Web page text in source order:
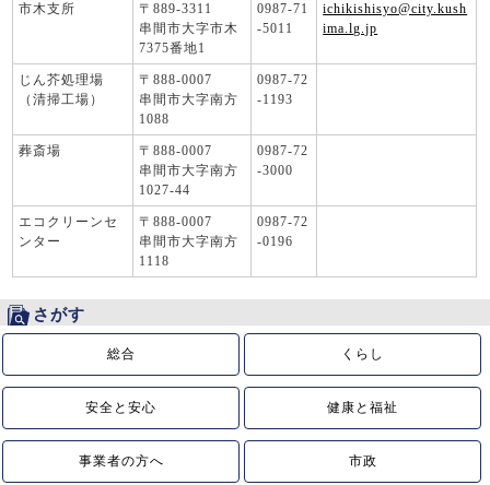
市木支所
〒889-3311
串間市大字市木
7375番地1
0987-71
-5011
ichikishisyo@city.kush
ima.lg.jp
じん芥処理場
（清掃工場）
〒888-0007
串間市大字南方
1088
0987-72
-1193
葬斎場
〒888-0007
串間市大字南方
1027-44
0987-72
-3000
エコクリーンセ
ンター
〒888-0007
串間市大字南方
1118
0987-72
-0196
さがす
総合 くらし
安全と安心 健康と福祉
事業者の方へ 市政